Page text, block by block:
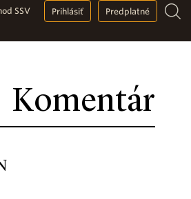
Komentár
SSV Prihlásiť Predplatné